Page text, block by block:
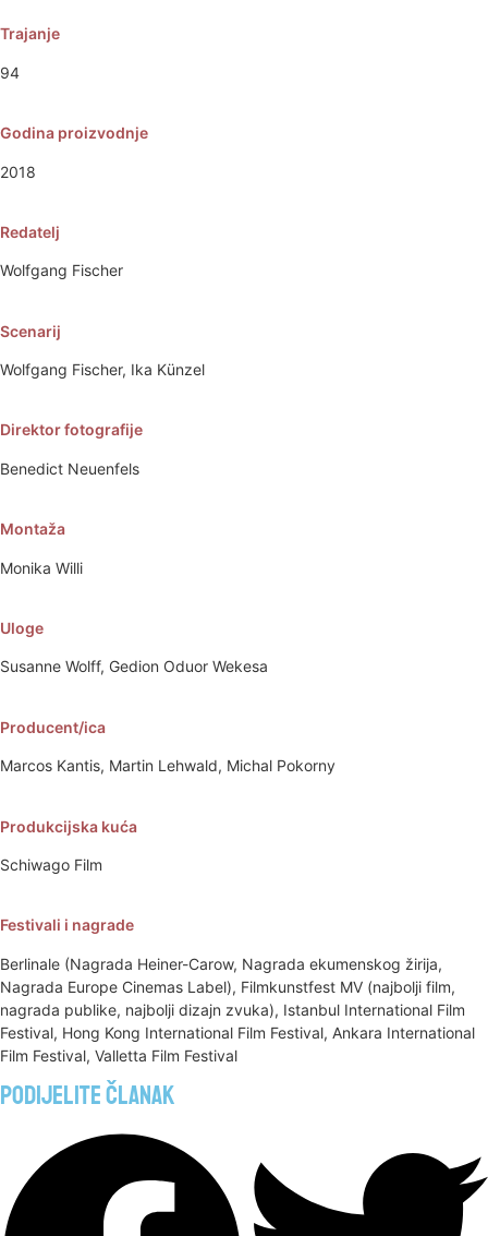
Trajanje
94
Godina proizvodnje
2018
Redatelj
Wolfgang Fischer
Scenarij
Wolfgang Fischer, Ika Künzel
Direktor fotografije
Benedict Neuenfels
Montaža
Monika Willi
Uloge
Susanne Wolff, Gedion Oduor Wekesa
Producent/ica
Marcos Kantis, Martin Lehwald, Michal Pokorny
Produkcijska kuća
Schiwago Film
Festivali i nagrade
Berlinale (Nagrada Heiner-Carow, Nagrada ekumenskog žirija,
Nagrada Europe Cinemas Label), Filmkunstfest MV (najbolji film,
nagrada publike, najbolji dizajn zvuka), Istanbul International Film
Festival, Hong Kong International Film Festival, Ankara International
Film Festival, Valletta Film Festival
Podijelite članak